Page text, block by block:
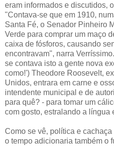
eram informados e discutidos,
"Contava-se que em 1910,
Santa Fé, o Senador Pinheiro
Verde para comprar um maço
caixa de fósforos, causando
encontravam", narra
se contava isto a gente nova
como!') Theodore Roosevelt,
Unidos, entrara em carne e
intendente municipal e de
para quê? - para tomar um
com gosto, estralando a língua
Como se vê, política e
o tempo adicionaria também o